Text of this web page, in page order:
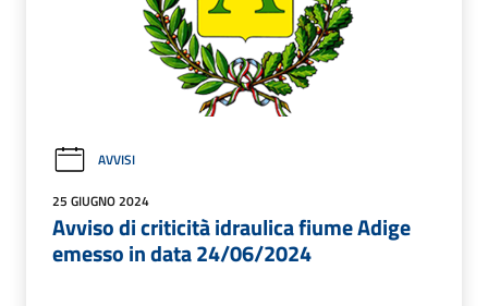
AVVISI
25 GIUGNO 2024
Avviso di criticità idraulica fiume Adige
emesso in data 24/06/2024